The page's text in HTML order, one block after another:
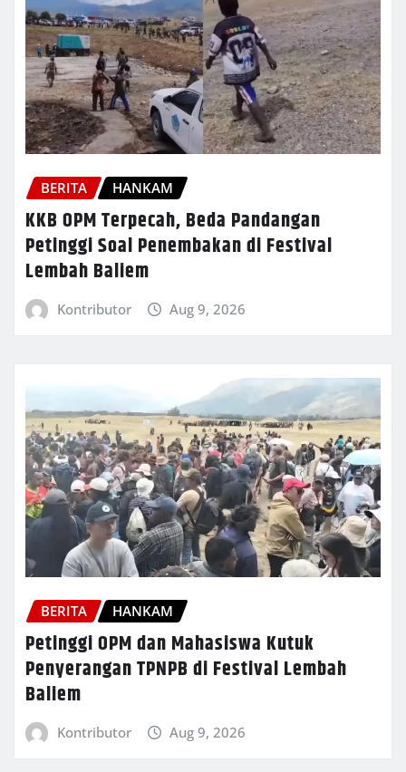
BERITA HANKAM
KKB OPM Terpecah, Beda Pandangan
Petinggi Soal Penembakan di Festival
Lembah Baliem
Kontributor Aug 9, 2026
BERITA HANKAM
Petinggi OPM dan Mahasiswa Kutuk
Penyerangan TPNPB di Festival Lembah
Baliem
Kontributor Aug 9, 2026